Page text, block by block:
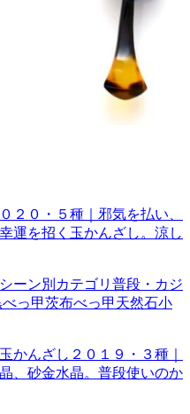
２０・５種｜邪気を払い、
運を招く玉かんざし。涼し
シーン別カテゴリ 普段・カジ
っ甲茨布べっ甲 天然石小